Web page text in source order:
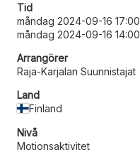
Tid
måndag 2024-09-16 17:00
måndag 2024-09-16 14:00
Arrangörer
Raja-Karjalan Suunnistajat
Land
Finland
Nivå
Motionsaktivitet